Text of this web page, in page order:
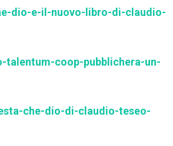
dio-e-il-nuovo-libro-di-claudio-
coop-pubblichera-un-
che-dio-di-claudio-teseo-